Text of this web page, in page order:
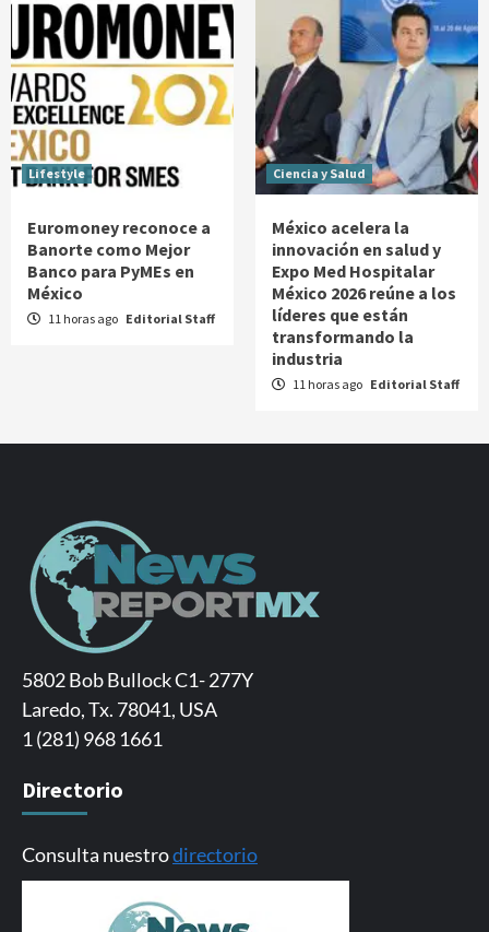
Lifestyle
Euromoney reconoce a
Banorte como Mejor
Banco para PyMEs en
México
11 horas ago Editorial Staff
Ciencia y Salud
México acelera la
innovación en salud y
Expo Med Hospitalar
México 2026 reúne a los
líderes que están
transformando la
industria
11 horas ago Editorial Staff
5802 Bob Bullock C1- 277Y
Laredo, Tx. 78041, USA
1 (281) 968 1661
Directorio
Consulta nuestrodirectorio